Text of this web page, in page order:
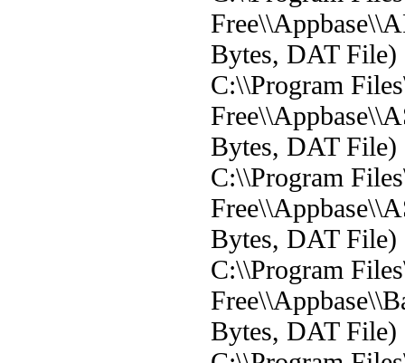
Bytes, DAT File)
C:\\Program
Bytes, DAT File)
C:\\Program
Bytes, DAT File)
C:\\Program
Bytes, DAT File)